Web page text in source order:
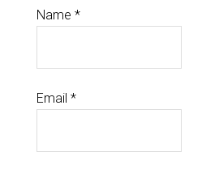
Name *
Email *